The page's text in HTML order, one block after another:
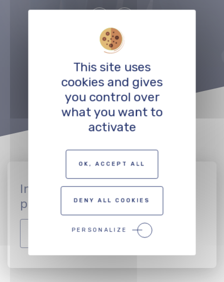
VOIR TOUT LE RÉSEAU
Inscrivez vous en tant que
professionnel
REJOIGNEZ LE RÉSEAU !
This site uses
cookies and gives
you control over
what you want to
activate
OK, ACCEPT ALL
DENY ALL COOKIES
PERSONALIZE